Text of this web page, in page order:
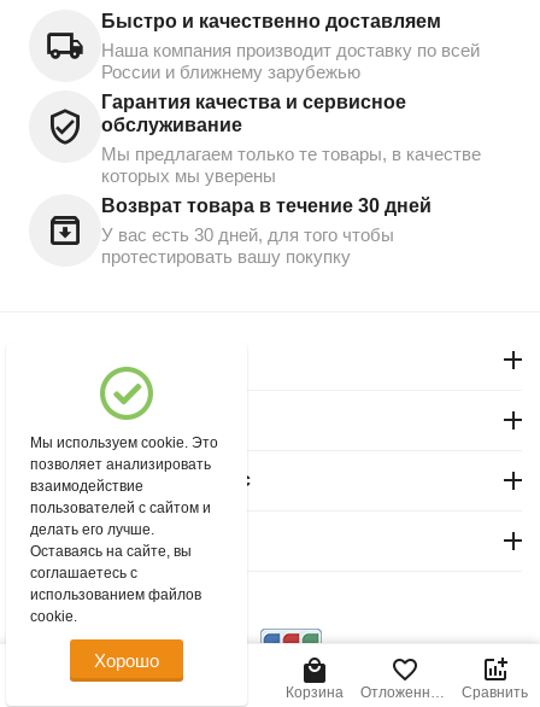
Быстро и качественно доставляем
Наша компания производит доставку по всей
России и ближнему зарубежью
Гарантия качества и сервисное
обслуживание
Мы предлагаем только те товары, в качестве
которых мы уверены
Возврат товара в течение 30 дней
У вас есть 30 дней, для того чтобы
протестировать вашу покупку
Магазин "Северный"
Покупательский сервис
Контакты
© 2004 - 2026 msever.ru.
2 700.00 Р В корзину
Корзина
Отложенные
Сравнить
Мы используем cookie. Это
позволяет анализировать
взаимодействие
пользователей с сайтом и
делать его лучше.
Оставаясь на сайте, вы
соглашаетесь с
использованием файлов
cookie.
Хорошо